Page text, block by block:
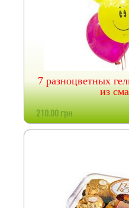
7 разноцветных
из
210.00 грн